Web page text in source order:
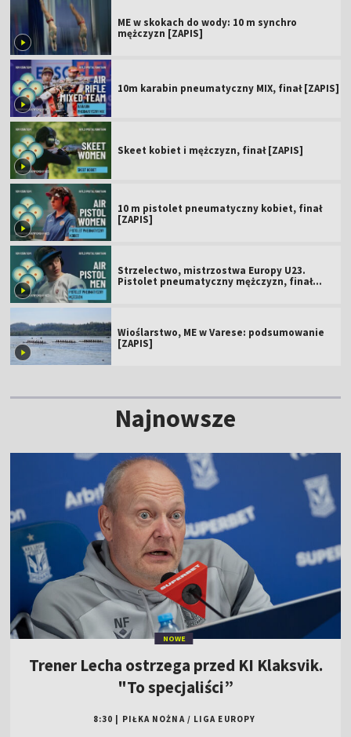
ME w skokach do wody: 10 m synchro
mężczyzn [ZAPIS]
10m karabin pneumatyczny MIX, finał [ZAPIS]
Skeet kobiet i mężczyzn, finał [ZAPIS]
10 m pistolet pneumatyczny kobiet, finał
[ZAPIS]
Strzelectwo, mistrzostwa Europy U23.
Pistolet pneumatyczny mężczyzn, finał
Wioślarstwo, ME w Varese: podsumowanie
[ZAPIS]
Najnowsze
NOWE
Trener Lecha ostrzega przed KI Klaksvik.
"To specjaliści”
8:30 PIŁKA NOŻNA / LIGA EUROPY